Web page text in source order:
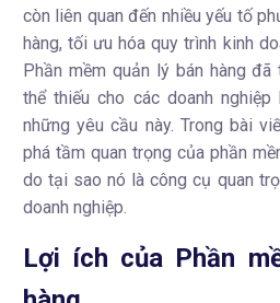
còn liên quan đến nhiều yếu tố
hàng, tối ưu hóa quy trình kinh
Phần mềm quản lý bán hàng
thể thiếu cho các doanh
những yêu cầu này. Trong bài
phá tầm quan trọng của phần
do tại sao nó là công cụ quan
doanh nghiệp.
Lợi ích của Phần